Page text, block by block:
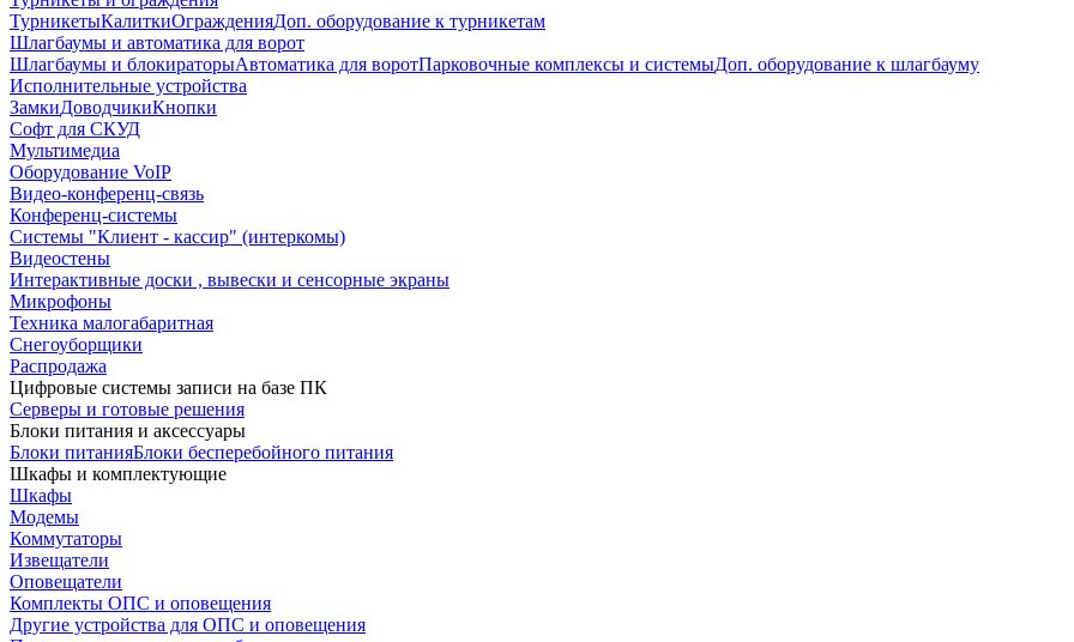
ТурникетыКалиткиОгражденияДоп. оборудование к турникетам
Шлагбаумы и автоматика для ворот
Шлагбаумы и блокираторыАвтоматика для воротПарковочные комплексы и системыДоп. оборудование к шлагбауму
Исполнительные устройства
ЗамкиДоводчикиКнопки
Софт для СКУД
Мультимедиа
Оборудование VoIP
Видео-конференц-связь
Конференц-системы
Системы "Клиент - кассир" (интеркомы)
Видеостены
Интерактивные доски , вывески и сенсорные экраны
Микрофоны
Техника малогабаритная
Снегоуборщики
Распродажа
Цифровые системы записи на базе ПК
Серверы и готовые решения
Блоки питания и аксессуары
Блоки питанияБлоки бесперебойного питания
Шкафы и комплектующие
Шкафы
Модемы
Коммутаторы
Извещатели
Оповещатели
Комплекты ОПС и оповещения
Другие устройства для ОПС и оповещения